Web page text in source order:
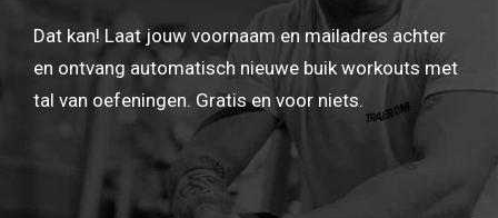
Dat kan! Laat jouw voornaam en mailadres achter
en ontvang automatisch nieuwe buik workouts met
tal van oefeningen. Gratis en voor niets.